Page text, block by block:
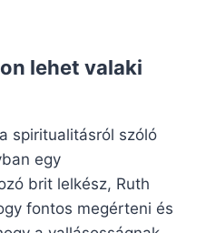
lehet valaki
spiritualitásról szóló
egy
brit lelkész, Ruth
fontos megérteni és